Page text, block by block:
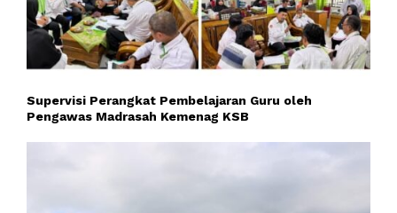
Supervisi Perangkat Pembelajaran Guru oleh
Pengawas Madrasah Kemenag KSB